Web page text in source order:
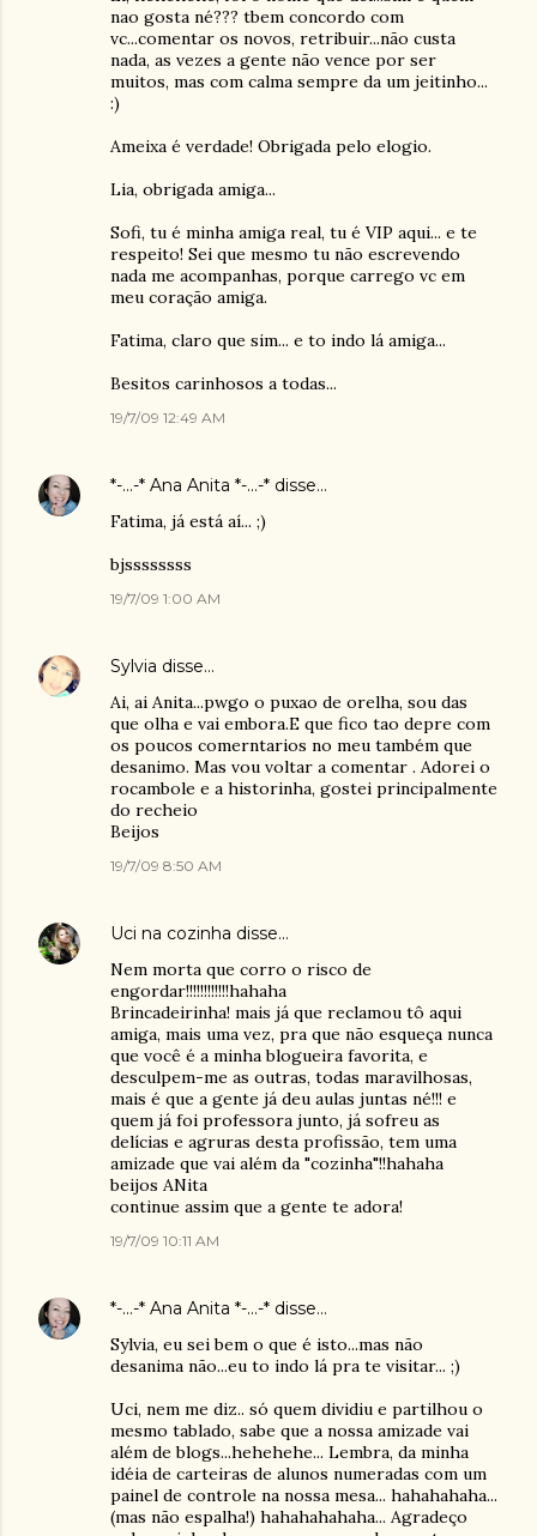
nao gosta né??? tbem concordo com
vc...comentar os novos, retribuir...não custa
nada, as vezes a gente não vence por ser
muitos, mas com calma sempre da um jeitinho...
:)
Ameixa é verdade! Obrigada pelo elogio.
Lia, obrigada amiga...
Sofi, tu é minha amiga real, tu é VIP aqui... e te
respeito! Sei que mesmo tu não escrevendo
nada me acompanhas, porque carrego vc em
meu coração amiga.
Fatima, claro que sim... e to indo lá amiga...
Besitos carinhosos a todas...
19/7/09 12:49 AM
*-...-* Ana Anita *-...-* disse…
Fatima, já está aí... ;)
bjssssssss
19/7/09 1:00 AM
Sylvia disse…
Ai, ai Anita...pwgo o puxao de orelha, sou das
que olha e vai embora.E que fico tao depre com
os poucos comerntarios no meu também que
desanimo. Mas vou voltar a comentar . Adorei o
rocambole e a historinha, gostei principalmente
do recheio
Beijos
19/7/09 8:50 AM
Uci na cozinha disse…
Nem morta que corro o risco de
engordar!!!!!!!!!!!!hahaha
Brincadeirinha! mais já que reclamou tô aqui
amiga, mais uma vez, pra que não esqueça nunca
que você é a minha blogueira favorita, e
desculpem-me as outras, todas maravilhosas,
mais é que a gente já deu aulas juntas né!!! e
quem já foi professora junto, já sofreu as
delícias e agruras desta profissão, tem uma
amizade que vai além da "cozinha"!!hahaha
beijos ANita
continue assim que a gente te adora!
19/7/09 10:11 AM
*-...-* Ana Anita *-...-* disse…
Sylvia, eu sei bem o que é isto...mas não
desanima não...eu to indo lá pra te visitar... ;)
Uci, nem me diz.. só quem dividiu e partilhou o
mesmo tablado, sabe que a nossa amizade vai
além de blogs...hehehehe... Lembra, da minha
idéia de carteiras de alunos numeradas com um
painel de controle na nossa mesa... hahahahaha...
(mas não espalha!) hahahahahaha... Agradeço